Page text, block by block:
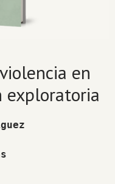
en
exploratoria